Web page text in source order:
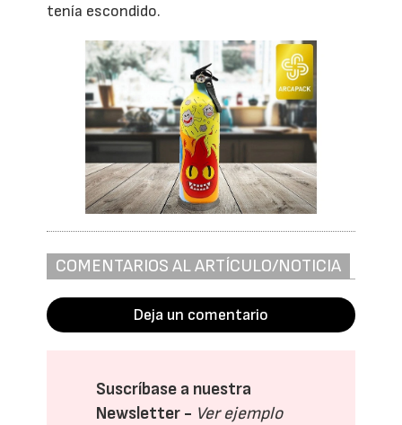
tenía escondido.
COMENTARIOS AL ARTÍCULO/NOTICIA
Deja un comentario
Suscríbase a nuestra
Newsletter - Ver ejemplo